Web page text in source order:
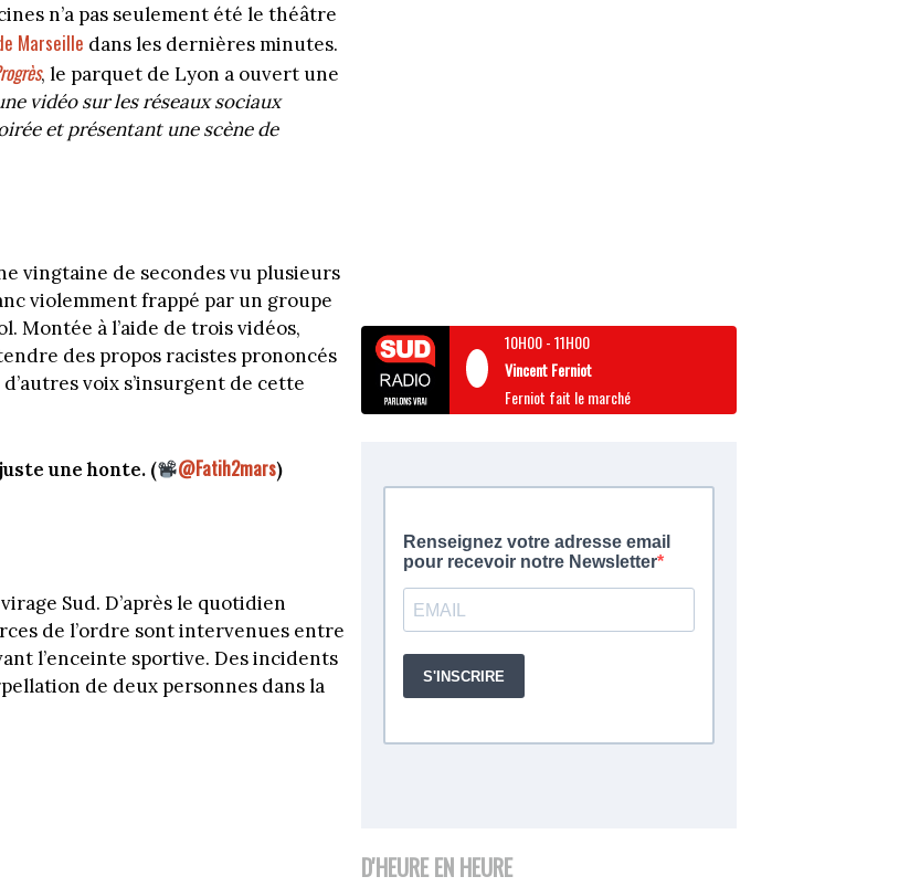
n’a pas seulement été le théâtre
Marseille dans les dernières minutes.
, le parquet de Lyon a ouvert une
vidéo sur les réseaux sociaux
et présentant une scène de
vingtaine de secondes vu plusieurs
violemment frappé par un groupe
Montée à l’aide de trois vidéos,
des propos racistes prononcés
voix s’insurgent de cette
une honte. ( @Fatih2mars)
Sud. D’après le quotidien
de l’ordre sont intervenues entre
l’enceinte sportive. Des incidents
de deux personnes dans la
10H00-11H00
Vincent Ferniot
Ferniot fait le marché
D'HEURE EN HEURE